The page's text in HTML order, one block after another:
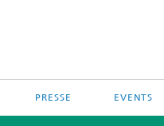
PRESSE EVENTS